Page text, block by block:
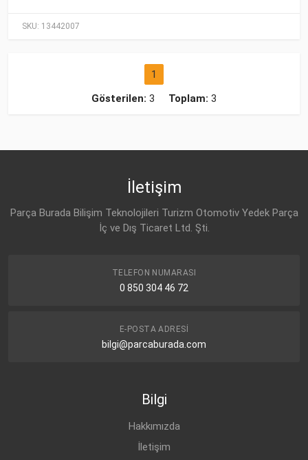
SKU: 13442007
1
Gösterilen: 3 Toplam: 3
İletişim
Parça Burada Bilişim Teknolojileri Turizm Otomotiv Yedek Parça
İç ve Dış Ticaret Ltd. Şti.
TELEFON NUMARASI
0 850 304 46 72
E-POSTA ADRESI
bilgi@parcaburada.com
Bilgi
Hakkımızda
İletişim